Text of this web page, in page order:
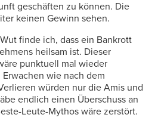
geschäften zu können. Die
keinen Gewinn sehen.
finde ich, dass ein Bankrott
heilsam ist. Dieser
punktuell mal wieder
wie nach dem
würden nur die Amis und
endlich einen Überschuss an
Leute-Mythos wäre zerstört.